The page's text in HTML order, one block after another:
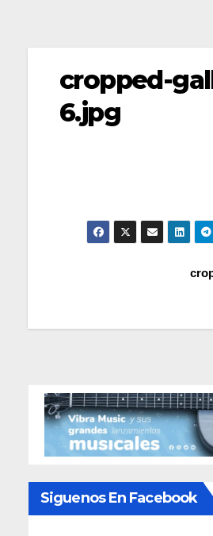
cropped-
6.jpg
Navegación
Siguenos En Facebook